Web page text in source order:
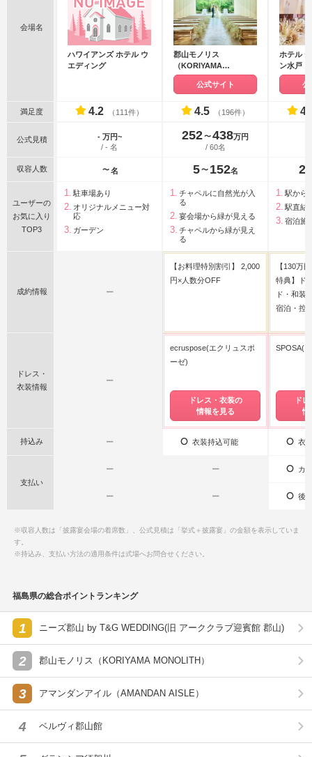
会場名
ハワイアンズ ホテル ウ
エディング
郡山モノリス
（KORIYAMA
MONOLITH）
公式サイト
ホテル
ン水戸
公
満足度 4.2 （111件） 4.5 （196件）
公式見積
- 万円~
/ - 名
252〜438万円
/ 60名
収容人数 〜 名 5 〜 152名 2
ユーザーの
お気に入り
TOP3
駐車場あり
オリジナルメニュー対
応
ガーデン
チャペルに自然光が入
る
宴会場から緑が見える
チャペルから緑が見え
る
駅から
駅直結
宿泊施
成約情報 ー
【お料理特別割引】 2,000
円×人数分OFF
【130万
特典】ド
ド・和装
宿泊・控
ドレス・
衣装情報
ー
ecruspose(エクリュスポ
ーゼ)
ドレス・衣装の
情報を見る
SPOSA(
ド
情
持込み ー 衣装持込可能 衣
支払い
ー ー カ
ー ー 後
※収容人数は「披露宴会場の着席数」、公式見積は「挙式＋披露宴」の金額を表示していま
す。
※持込み、支払い方法の適用条件は式場へお問合せください。
福島県の総合ポイントランキング
1 ニーズ郡山 by T&G WEDDING(旧 アーククラブ迎賓館 郡山)
2 郡山モノリス（KORIYAMA MONOLITH）
3 アマンダンアイル（AMANDAN AISLE）
4 ベルヴィ郡山館